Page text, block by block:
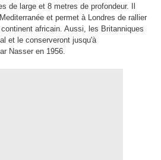
de large et 8 metres de profondeur. Il
et permet à Londres de rallier
africain. Aussi, les Britanniques
et le conserveront jusqu'à
Nasser en 1956.